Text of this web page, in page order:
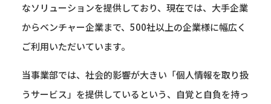
なソリューションを提供しており、現在では、大手企業
からベンチャー企業まで、500社以上の企業様に幅広く
ご利用いただいています。
当事業部では、社会的影響が大きい「個人情報を取り扱
うサービス」を提供しているという、自覚と自負を持っ